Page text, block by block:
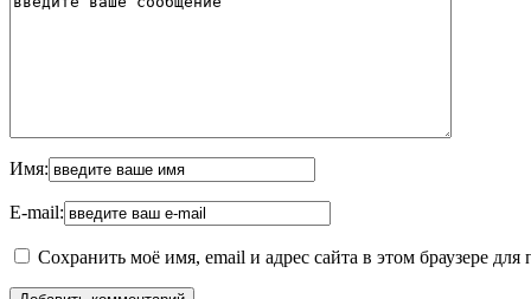
Имя:
E-mail:
Сохранить моё имя, email и адрес сайта в этом браузере